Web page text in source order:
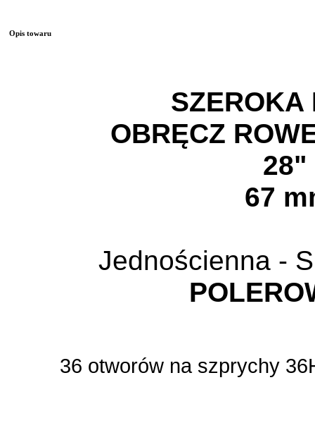
Opis towaru
SZEROKA
OBRĘCZ
28"
67
Jednościenna -
36 otworów na szprychy